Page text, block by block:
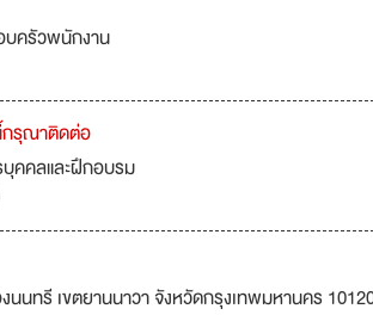
บครัวพนักงาน
กรุณาติดต่อ
คคลและฝึกอบรม
นทรี เขตยานนาวา จังหวัดกรุงเทพมหานคร